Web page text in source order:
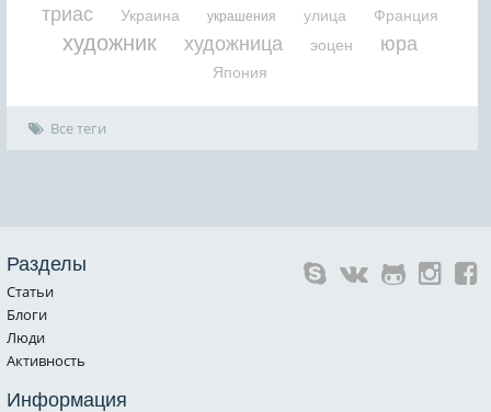
триас
Украина украшения улица Франция
художник художница эоцен юра
Япония
Все теги
Разделы
Статьи
Блоги
Люди
Активность
Информация